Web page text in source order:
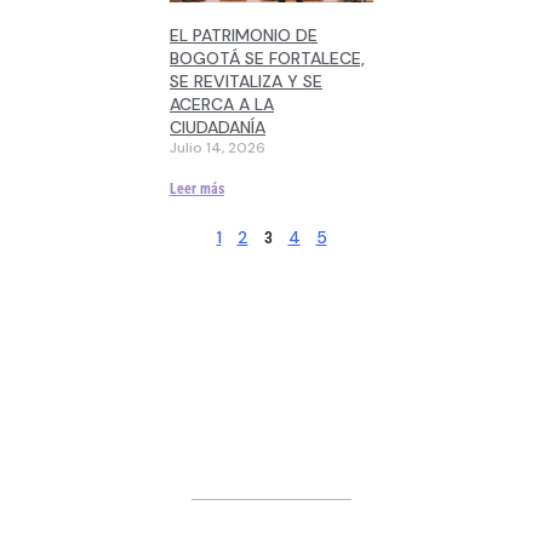
EL PATRIMONIO DE
BOGOTÁ SE FORTALECE,
SE REVITALIZA Y SE
ACERCA A LA
CIUDADANÍA
Julio 14, 2026
Leer más
1 2 3 4 5